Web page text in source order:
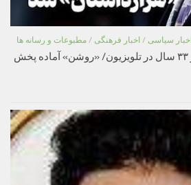
اخبار سیاسی / اخبار فرهنگی / مطبوعات و رسانه ها
اجرای حسین پاکدل پس از ۳۳ سال در تلویزیون/ «روشن» آماده پخش